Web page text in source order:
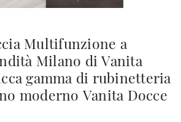
Multifunzione a
Milano di Vanita
gamma di rubinetteria
moderno Vanita Docce